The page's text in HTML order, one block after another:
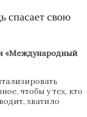
спасает свою
«Международный
чтобы у тех, кто
хватило